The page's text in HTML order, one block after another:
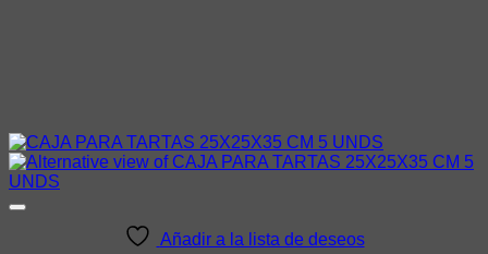
Añadir a la lista de deseos